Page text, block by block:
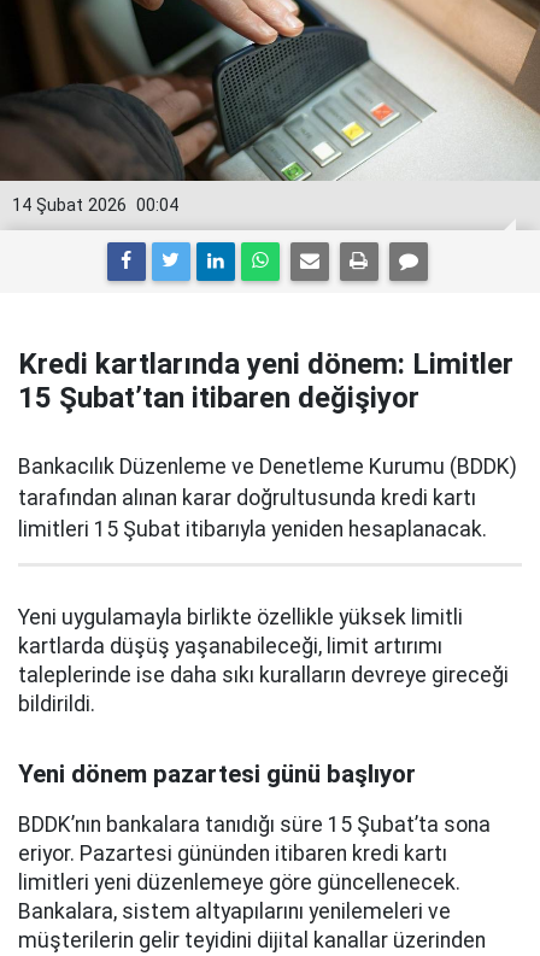
00:04
14 Şubat 2026
Kredi kartlarında yeni dönem: Limitler
15 Şubat’tan itibaren değişiyor
Bankacılık Düzenleme ve Denetleme Kurumu (BDDK)
tarafından alınan karar doğrultusunda kredi kartı
limitleri 15 Şubat itibarıyla yeniden hesaplanacak.
Yeni uygulamayla birlikte özellikle yüksek limitli
kartlarda düşüş yaşanabileceği, limit artırımı
taleplerinde ise daha sıkı kuralların devreye gireceği
bildirildi.
Yeni dönem pazartesi günü başlıyor
BDDK’nın bankalara tanıdığı süre 15 Şubat’ta sona
eriyor. Pazartesi gününden itibaren kredi kartı
limitleri yeni düzenlemeye göre güncellenecek.
Bankalara, sistem altyapılarını yenilemeleri ve
müşterilerin gelir teyidini dijital kanallar üzerinden